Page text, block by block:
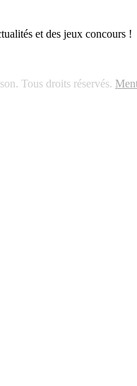
et des jeux concours !
Tous droits réservés.